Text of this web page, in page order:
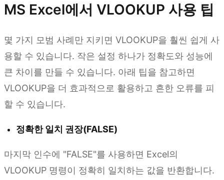
MS Excel에서 VLOOKUP 사용 팁
몇 가지 모범 사례만 지키면 VLOOKUP을 훨씬 쉽게 사
용할 수 있습니다. 작은 설정 하나가 정확도와 성능에
큰 차이를 만들 수 있습니다. 아래 팁을 참고하면
VLOOKUP을 더 효과적으로 활용하고 흔한 오류를 피
할 수 있습니다.
정확한 일치 권장(FALSE)
마지막 인수에 "FALSE"를 사용하면 Excel의
VLOOKUP 명령이 정확히 일치하는 값을 반환합니다.